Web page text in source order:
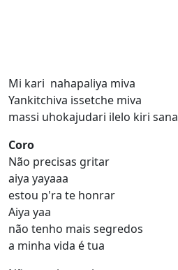
Mi kari nahapaliya miva
Yankitchiva issetche miva
massi uhokajudari ilelo kiri sana
Coro
Não precisas gritar
aiya yayaaa
estou p'ra te honrar
Aiya yaa
não tenho mais segredos
a minha vida é tua